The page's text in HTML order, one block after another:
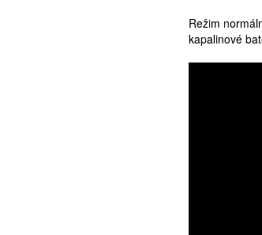
Režim
kapalinové